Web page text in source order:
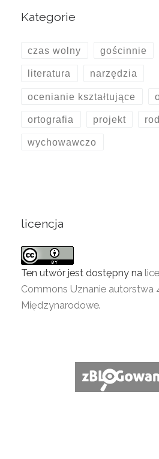
Kategorie
czas wolny gościnnie
literatura narzędzia
ocenianie kształtujące
ortografia projekt
wychowawczo
licencja
Ten utwór jest dostępny na
Commons Uznanie autorstwa
Międzynarodowe.